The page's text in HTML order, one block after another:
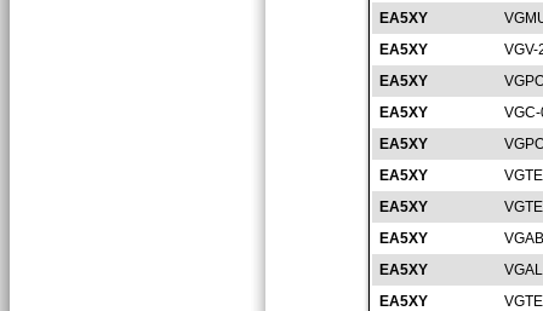
EA5XY
EA5XY
VGV-
EA5XY
EA5XY
EA5XY
EA5XY
EA5XY
EA5XY
EA5XY
EA5XY